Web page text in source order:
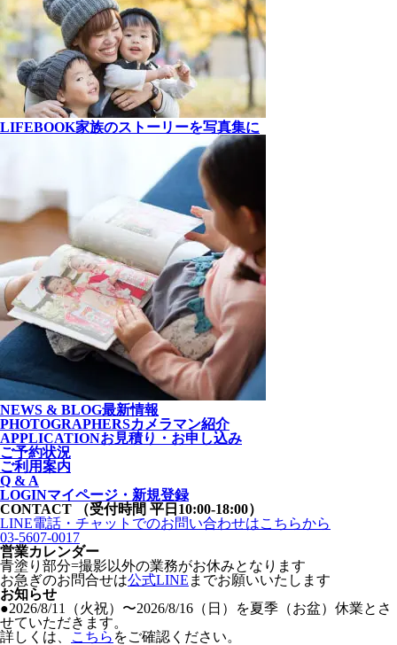
LIFEBOOK家族のストーリーを写真集に
NEWS & BLOG最新情報
PHOTOGRAPHERSカメラマン紹介
APPLICATIONお見積り・お申し込み
ご予約状況
ご利用案内
Q & A
LOGINマイページ・新規登録
CONTACT
（受付時間 平日10:00-18:00）
LINE電話・チャットでのお問い合わせはこちらから
03-5607-0017
営業カレンダー
青塗り 部分=撮影以外の業務がお休みとなります
お急ぎのお問合せは公式LINE までお願いいたします
お知らせ
●2026/8/11（火祝）〜2026/8/16（日）を夏季（お盆）休業とさ
せていただきます。
詳しくは、
こちら をご確認ください。